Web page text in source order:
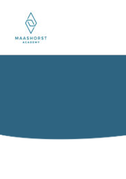
inhoud